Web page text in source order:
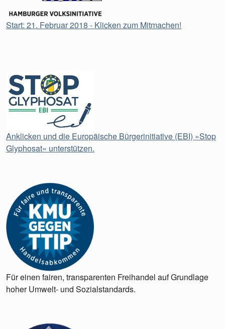
Start: 21. Februar 2018 - Klicken zum Mitmachen!
Anklicken und die Europäische Bürgerinitiative (EBI) »Stop
Glyphosat« unterstützen.
Für einen fairen, transparenten Freihandel auf Grundlage
hoher Umwelt- und Sozialstandards.